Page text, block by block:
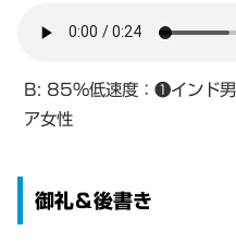
B: 85%低速度：❶インド
ア女性
御礼＆後書き